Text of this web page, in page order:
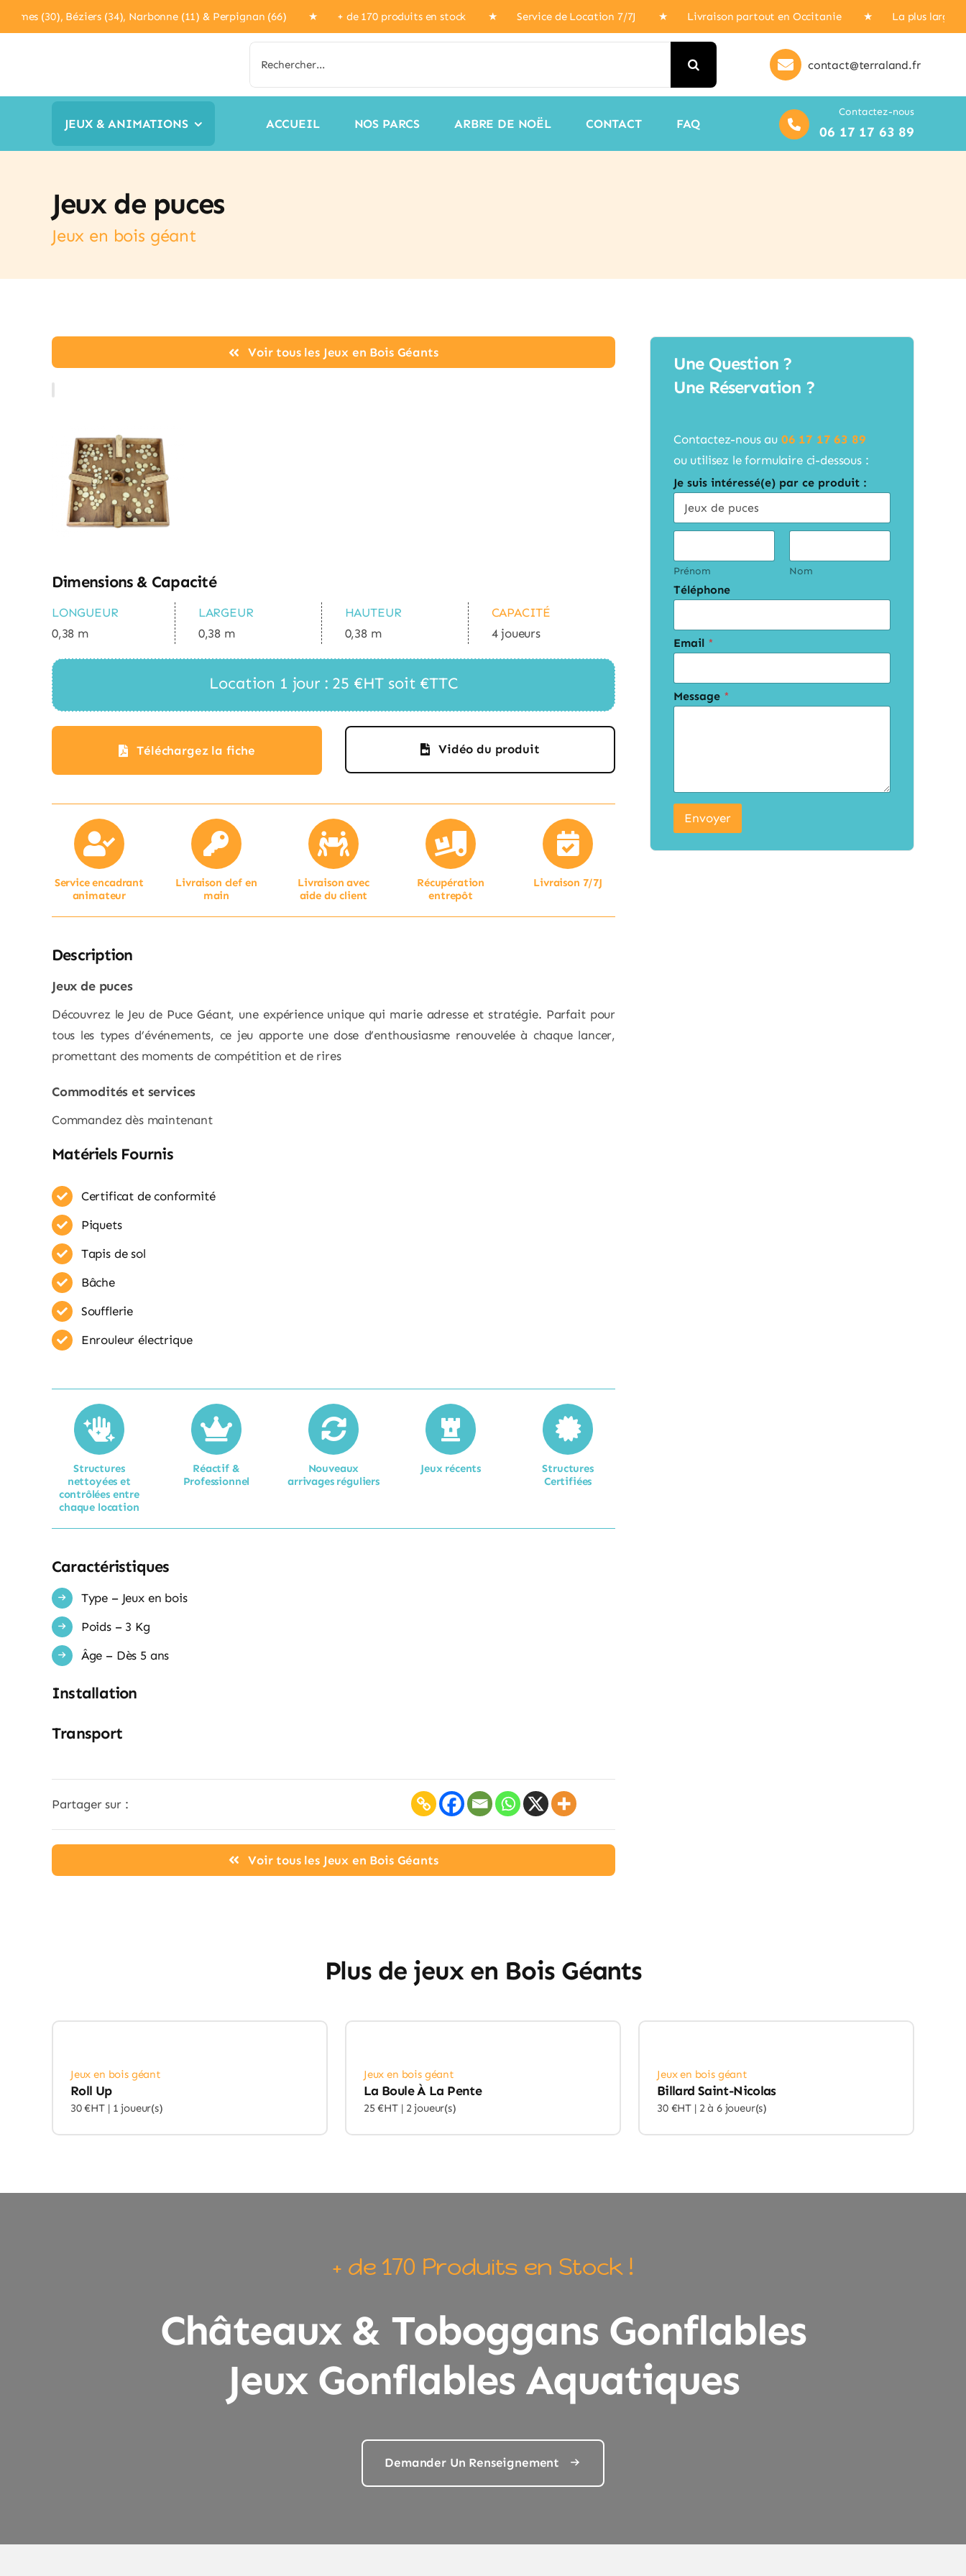
au
Nîmes (30), Béziers (34), Narbonne (11) & Perpignan (66) ★ + de 170 produits en stock ★ Service de Location 7/7J ★ Livraison partout en Occitanie ★ La plus large
contact@terraland.fr
JEUX & ANIMATIONS ACCUEIL NOS PARCS ARBRE DE NOËL CONTACT FAQ
Contactez-nous
06 17 17 63 89
Jeux de puces
Jeux en bois géant
Voir tous les Jeux en Bois Géants
Dimensions & Capacité
LONGUEUR
0,38 m
LARGEUR
0,38 m
HAUTEUR
0,38 m
CAPACITÉ
4 joueurs
Location 1 jour : 25 €HT​ soit €TTC
Téléchargez la fiche Vidéo du produit
Service encadrant
animateur
Livraison clef en
main
Livraison avec
aide du client
Récupération
entrepôt
Livraison 7/7J
Description
Jeux de puces
Découvrez le Jeu de Puce Géant, une expérience unique qui marie adresse et stratégie. Parfait pour
tous les types d’événements, ce jeu apporte une dose d’enthousiasme renouvelée à chaque lancer,
promettant des moments de compétition et de rires
Commodités et services
Commandez dès maintenant
Matériels Fournis
Certificat de conformité
Piquets
Tapis de sol
Bâche
Soufflerie
Enrouleur​ électrique
Structures
nettoyées et
contrôlées entre
chaque location​
Réactif &
Professionnel
Nouveaux
arrivages réguliers
Jeux récents
Structures
Certifiées
Caractéristiques
Type – Jeux en bois
Poids – 3 Kg
Âge – Dès 5 ans
Installation
Transport
Partager sur :
Voir tous les Jeux en Bois Géants
Une Question ?
Une Réservation ?
Contactez-nous au 06 17 17 63 89
ou utilisez le formulaire ci-dessous :
Je suis intéressé(e) par ce produit :
C
v
i
i
t
s
*
Prénom Nom
Téléphone
Email *
Message *
Envoyer
Plus de jeux en Bois Géants
Jeux en bois géant
Roll Up
30 €HT | 1 joueur(s)
Jeux en bois géant
La Boule À La Pente
25 €HT | 2 joueur(s)
Jeux en bois géant
Billard Saint-Nicolas
30 €HT | 2 à 6 joueur(s)
+ de 170 Produits en Stock !
Châteaux & Toboggans Gonflables
Jeux Gonflables Aquatiques
Demander Un Renseignement